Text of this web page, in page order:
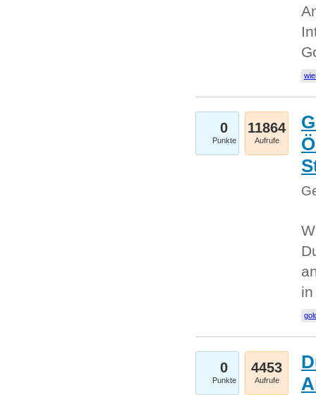
0
Punkte
11864
Aufrufe
0
Punkte
4453
Aufrufe